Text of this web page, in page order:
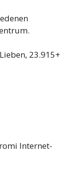
23.915+
Internet-